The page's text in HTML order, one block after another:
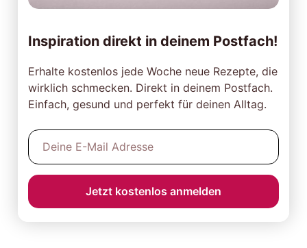
Inspiration direkt in deinem Postfach!
Erhalte kostenlos jede Woche neue Rezepte, die
wirklich schmecken. Direkt in deinem Postfach.
Einfach, gesund und perfekt für deinen Alltag.
Jetzt kostenlos anmelden